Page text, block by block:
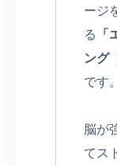
ージ
る
ング
です。
脳が
てス